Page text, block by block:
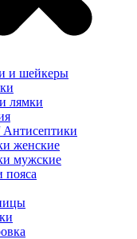
и шейкеры
лямки
женские
мужские
пояса